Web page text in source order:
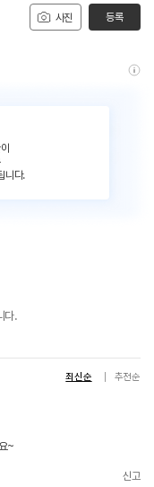
사진 등록
니다.
다.
최신순 추천순
~
신고